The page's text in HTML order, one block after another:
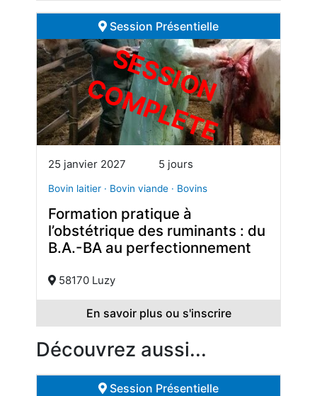
Session Présentielle
S
E
S
S
I
O
N C
O
M
P
L
E
T
E
25 janvier 2027 5 jours
Bovin laitier · Bovin viande · Bovins
Formation pratique à
l’obstétrique des ruminants : du
B.A.-BA au perfectionnement
58170 Luzy
En savoir plus ou s'inscrire
Découvrez aussi...
Session Présentielle